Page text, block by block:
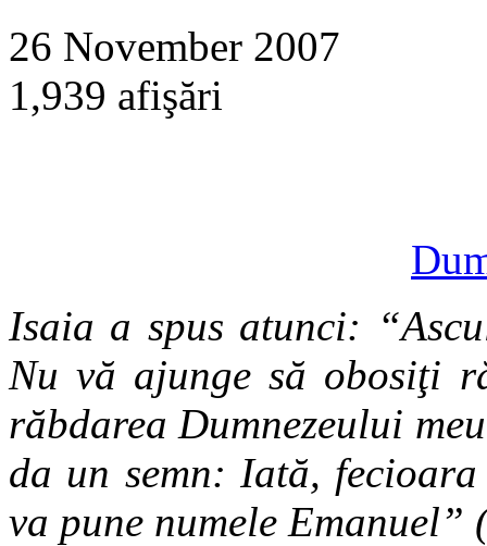
26 November 2007
1,939 afişări
Isaia a spus atunci:
Nu vă ajunge să obosiţi
răbdarea Dumnezeului
da un semn: Iată,
va pune numele Emanuel”